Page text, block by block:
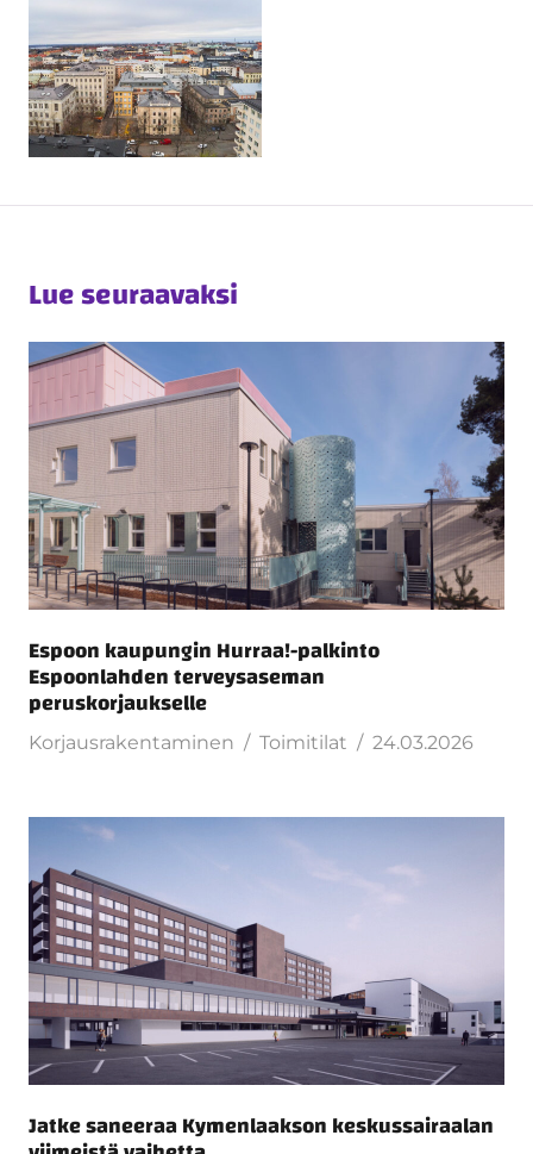
Lue seuraavaksi
Espoon kaupungin Hurraa!-palkinto
Espoonlahden terveysaseman
peruskorjaukselle
Korjausrakentaminen Toimitilat 24.03.2026
Jatke saneeraa Kymenlaakson keskussairaalan